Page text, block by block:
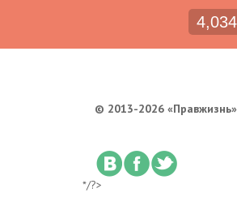
4,034
© 2013-2026 «Правжизнь»
*/?>